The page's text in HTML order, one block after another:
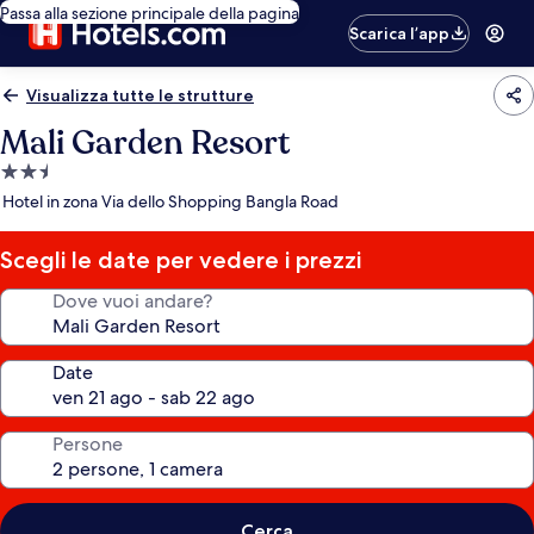
Passa alla sezione principale della pagina
Scarica l’app
Visualizza tutte le strutture
Mali Garden Resort
Struttura
a
stelle
Hotel in zona Via dello Shopping Bangla Road
Scegli le date per vedere i prezzi
Dove vuoi andare?
Date
Persone